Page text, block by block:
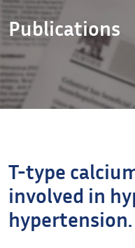
Publications
T-type
involved in
hypertension.